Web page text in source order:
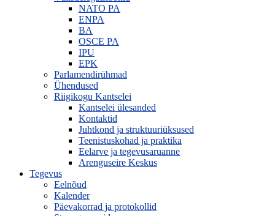
NATO PA
ENPA
BA
OSCE PA
IPU
EPK
Parlamendirühmad
Ühendused
Riigikogu Kantselei
Kantselei ülesanded
Kontaktid
Juhtkond ja struktuuriüksused
Teenistuskohad ja praktika
Eelarve ja tegevusaruanne
Arenguseire Keskus
Tegevus
Eelnõud
Kalender
Päevakorrad ja protokollid